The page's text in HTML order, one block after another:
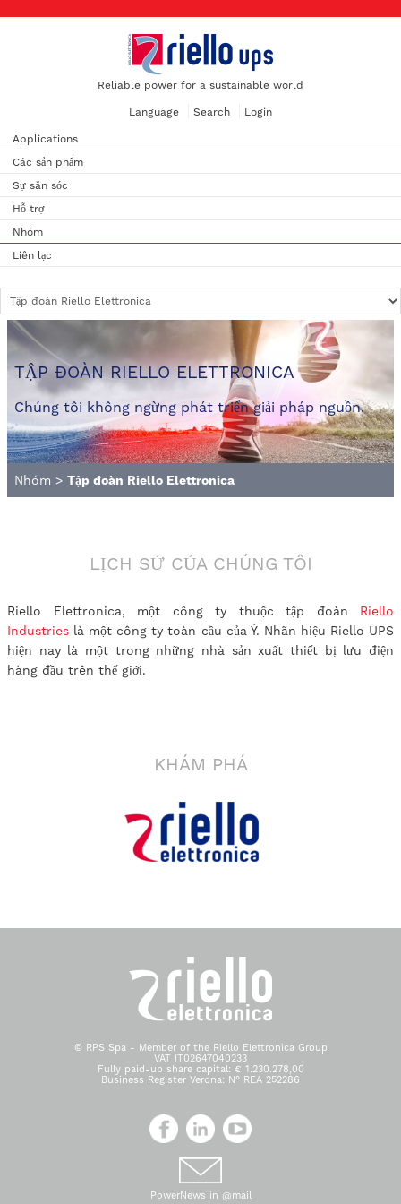
Reliable power for a sustainable world
Language Search Login
Applications
Các sản phẩm
Sự săn sóc
Hỗ trợ
Nhóm
Liên lạc
TẬP ĐOÀN RIELLO ELETTRONICA
Chúng tôi không ngừng phát triển giải pháp nguồn.
Nhóm > Tập đoàn Riello Elettronica
LỊCH SỬ CỦA CHÚNG TÔI
Riello Elettronica, một công ty thuộc tập đoàn Riello
Industries là một công ty toàn cầu của Ý. Nhãn hiệu Riello UPS
hiện nay là một trong những nhà sản xuất thiết bị lưu điện
hàng đầu trên thế giới.
KHÁM PHÁ
© RPS Spa - Member of the Riello Elettronica Group
VAT IT02647040233
Fully paid-up share capital: € 1.230.278,00
Business Register Verona: N° REA 252286
PowerNews in @mail